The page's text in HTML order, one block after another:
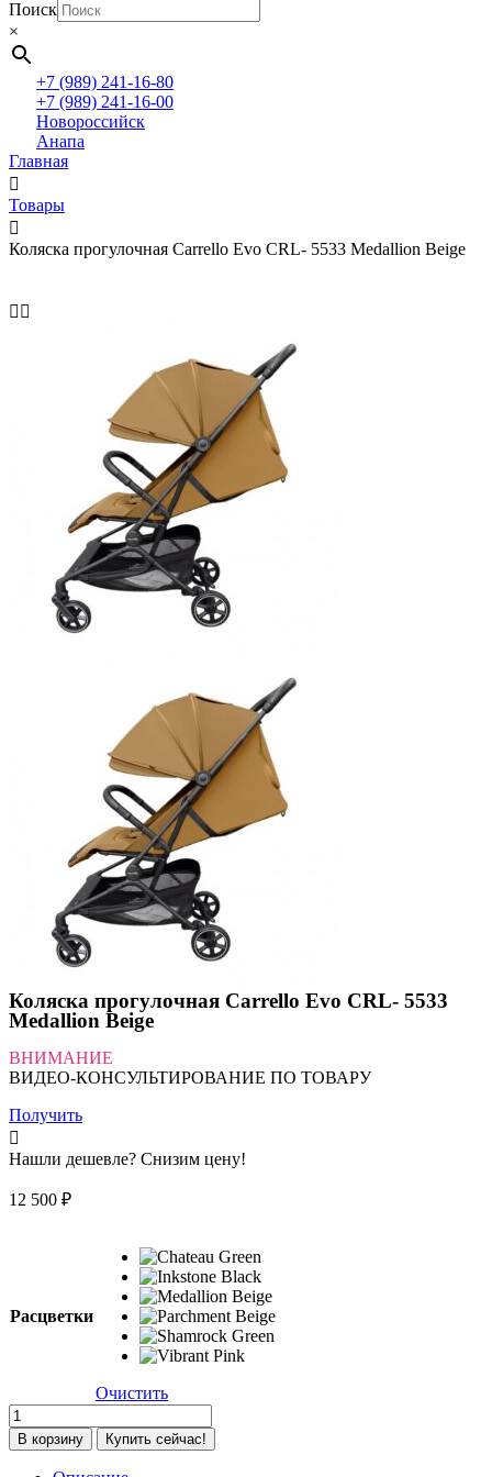
Поиск
×
+7 (989) 241-16-80
+7 (989) 241-16-00
Новороссийск
Анапа
Главная
Товары
Коляска прогулочная Carrello Evo CRL- 5533 Medallion Beige
Коляска прогулочная Carrello Evo CRL- 5533
Medallion Beige
ВНИМАНИЕ
ВИДЕО-КОНСУЛЬТИРОВАНИЕ ПО ТОВАРУ
Получить
Нашли дешевле? Снизим цену!
12 500 ₽
Расцветки
Очистить
Количество
товара
Коляска
прогулочная
В корзину Купить сейчас!